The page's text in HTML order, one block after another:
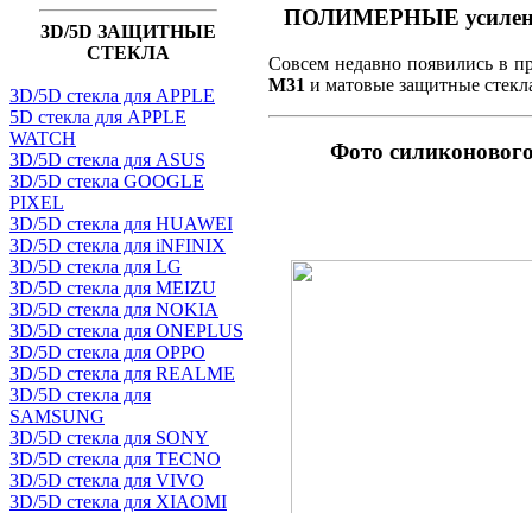
3D/5D ЗАЩИТНЫЕ
СТЕКЛА
3D/5D стекла для APPLE
5D стекла для APPLE
WATCH
3D/5D стекла для ASUS
3D/5D стекла GOOGLE
PIXEL
3D/5D стекла для HUAWEI
3D/5D стекла для iNFINIX
3D/5D стекла для LG
3D/5D стекла для MEIZU
3D/5D стекла для NOKIA
3D/5D стекла для ONEPLUS
3D/5D стекла для OPPO
3D/5D стекла для REALME
3D/5D стекла для
SAMSUNG
3D/5D стекла для SONY
3D/5D стекла для TECNO
3D/5D стекла для VIVO
3D/5D стекла для XIAOMI
ПОЛИМЕРНЫЕ
Совсем недавно появились в
M31 и матовые защитные
Фото